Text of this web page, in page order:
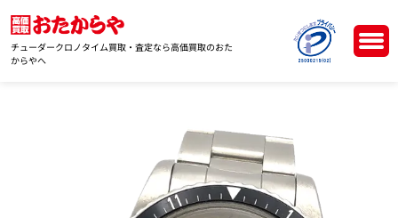
チューダークロノタイム買取・査定なら高価買取のおた
からやへ